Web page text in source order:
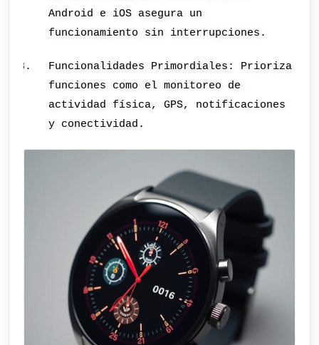
Android e iOS asegura un
funcionamiento sin interrupciones.
Funcionalidades Primordiales: Prioriza
funciones como el monitoreo de
actividad física, GPS, notificaciones
y conectividad.